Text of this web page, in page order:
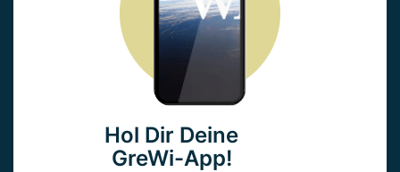
Hol Dir Deine
GreWi-App!